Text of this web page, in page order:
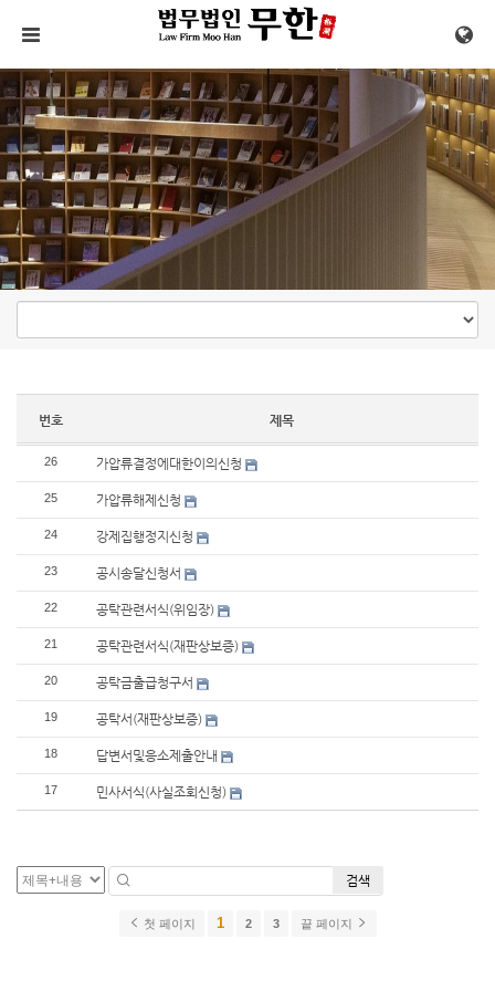
메뉴 건너뛰기
번호 제목
26 가압류결정에대한이의신청
25 가압류해제신청
24 강제집행정지신청
23 공시송달신청서
22 공탁관련서식(위임장)
21 공탁관련서식(재판상보증)
20 공탁금출급청구서
19 공탁서(재판상보증)
18 답변서및응소제출안내
17 민사서식(사실조회신청)
검색
첫 페이지 1 2 3 끝 페이지